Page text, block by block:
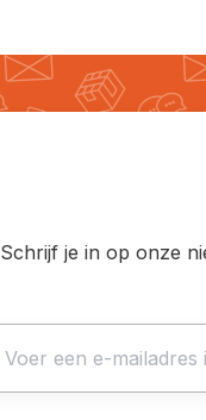
Schrijf je in op onze